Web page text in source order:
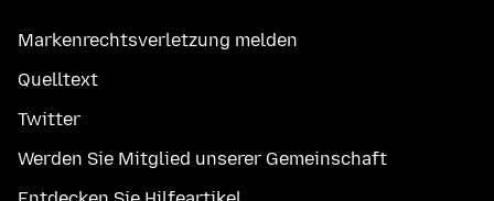
Markenrechtsverletzung melden
Quelltext
Twitter
Werden Sie Mitglied unserer Gemeinschaft